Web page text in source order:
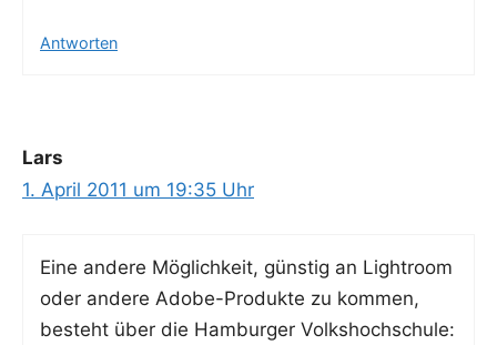
Antworten
Lars
1. April 2011 um 19:35 Uhr
Eine ande­re Mög­lich­keit, güns­tig an Ligh­t­room
oder ande­re Ado­be-Pro­duk­te zu kom­men,
besteht über die Ham­bur­ger Volks­hoch­schu­le: